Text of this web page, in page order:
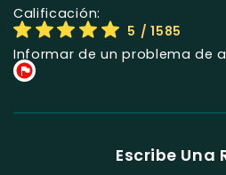
Calificación:
5 / 1585
Informar de un problema de
Escribe Una